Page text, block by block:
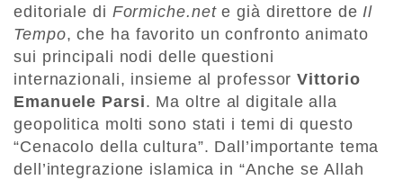
editoriale di Formiche.nete già direttore de Il
Tempo, che ha favorito un confronto animato
sui principali nodi delle questioni
internazionali, insieme al professorVittorio
Emanuele Parsi. Ma oltre al digitale alla
geopolitica molti sono stati i temi di questo
“Cenacolo della cultura”. Dall’importante tema
dell’integrazione islamica in “Anche se Allah